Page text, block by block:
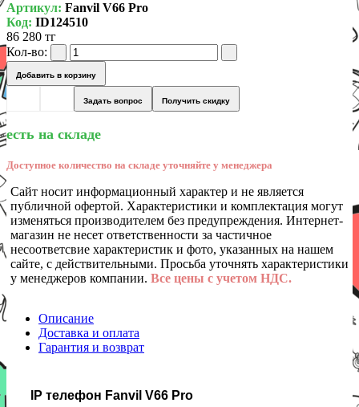
Артикул: Fanvil V66 Pro
Код: ID124510
86 280 тг
Кол-во:
Добавить в корзину
Задать вопрос Получить скидку
есть на складе
Доступное количество на складе уточняйте у менеджера
Сайт носит информационный характер и не является
публичной офертой. Характеристики и комплектация могут
изменяться производителем без предупреждения. Интернет-
магазин не несет ответственности за частичное
несоответсвие характеристик и фото, указанных на нашем
сайте, с действительными. Просьба уточнять характеристики
у менеджеров компании. Все цены с учетом НДС.
Описание
Доставка и оплата
Гарантия и возврат
IP телефон Fanvil V66 Pro